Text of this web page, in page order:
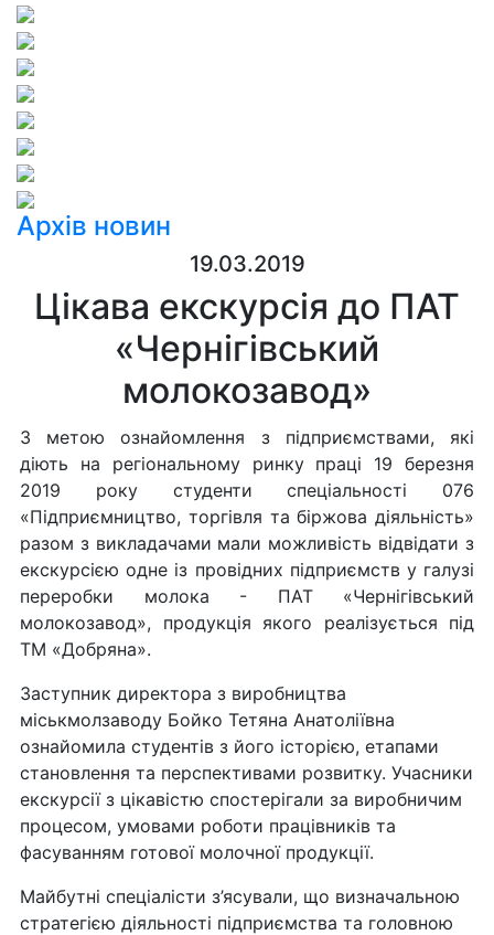
Архів новин
19.03.2019
Цікава екскурсія до ПАТ
«Чернігівський
молокозавод»
З метою ознайомлення з підприємствами, які
діють на регіональному ринку праці 19 березня
2019 року студенти спеціальності 076
«Підприємництво, торгівля та біржова діяльність»
разом з викладачами мали можливість відвідати з
екскурсією одне із провідних підприємств у галузі
переробки молока - ПАТ «Чернігівський
молокозавод», продукція якого реалізується під
ТМ «Добряна».
Заступник директора з виробництва
міськмолзаводу Бойко Тетяна Анатоліївна
ознайомила студентів з його історією, етапами
становлення та перспективами розвитку. Учасники
екскурсії з цікавістю спостерігали за виробничим
процесом, умовами роботи працівників та
фасуванням готової молочної продукції.
Майбутні спеціалісти з’ясували, що визначальною
стратегією діяльності підприємства та головною